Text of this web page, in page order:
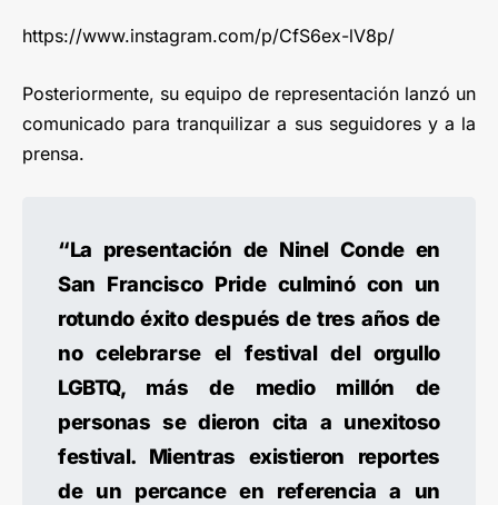
https://www.instagram.com/p/CfS6ex-lV8p/
Posteriormente, su equipo de representación lanzó un
comunicado para tranquilizar a sus seguidores y a la
prensa.
“La presentación de Ninel Conde en
San Francisco Pride culminó con un
rotundo éxito después de tres años de
no celebrarse el festival del orgullo
LGBTQ, más de medio millón de
personas se dieron cita a unexitoso
festival. Mientras existieron reportes
de un percance en referencia a un